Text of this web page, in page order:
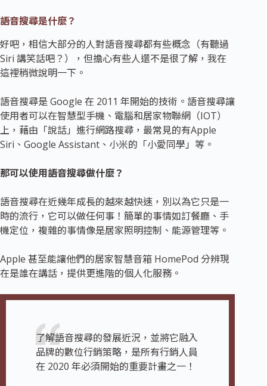
語音搜尋是什麼？
好吧，相信大部分的人對語音搜尋都有些概念（有聽過
Siri 講笑話吧？），但擔心有些人還不是很了解，我在
這裡稍微說明一下。
語音搜尋是 Google 在 2011 年開始的技術。語音搜尋讓
使用者可以在智慧型手機、電腦和居家物聯網（IOT）
上，藉由「說話」進行網路搜尋，最常見的有Apple
Siri、Google Assistant、小米的「小愛同學」等。
那可以使用語音搜尋做什麼？
語音搜尋在近幾年成長的越來越快速，別以為它只是一
時的流行，它可以做任何事！簡單的事情如訂餐廳、手
機定位，複雜的事情像是居家照明控制、能源管理等。
Apple 甚至能讓他們的居家智慧音箱 HomePod 分辨現
在是誰在講話，提供更進階的個人化服務。
了解語音搜尋的發展近況，並將它融入
品牌的數位行銷策略，是所有行銷人員
在 2020 年必須開始的重要計畫之一！